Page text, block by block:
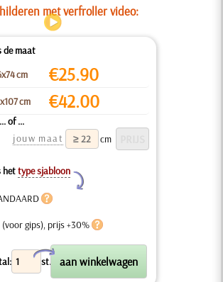
met verfroller video:
de maat
cm
€25.90
cm €42.00
... of ...
jouw maat
cm
hettype sjabloon
Y
(voor gips), prijs +30%
st.
X